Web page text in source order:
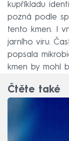
kupříkladu
pozná podle
tento kmen. I
jarního viru.
popsala
kmen by mohl
Čtěte také